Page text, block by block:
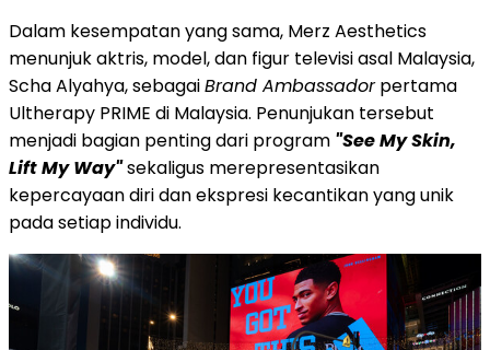
Dalam kesempatan yang sama, Merz Aesthetics
menunjuk aktris, model, dan figur televisi asal Malaysia,
Scha Alyahya, sebagaiBrand Ambassadorpertama
Ultherapy PRIME di Malaysia. Penunjukan tersebut
menjadi bagian penting dari program "See My Skin,
Lift My Way"sekaligus merepresentasikan
kepercayaan diri dan ekspresi kecantikan yang unik
pada setiap individu.